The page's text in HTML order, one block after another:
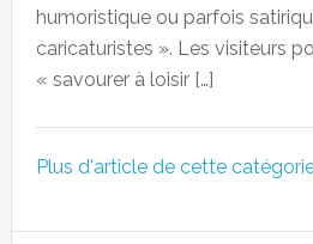
humoristique ou parfois
caricaturistes ». Les visiteurs
« savourer à loisir […]
Plus d'article de cette